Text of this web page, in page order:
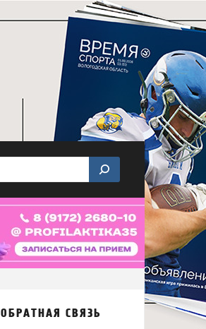
ОБРАТНАЯ СВЯЗЬ